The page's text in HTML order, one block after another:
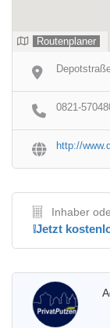
Routenplaner
0821-
http://
Inhaber
❕Jetzt